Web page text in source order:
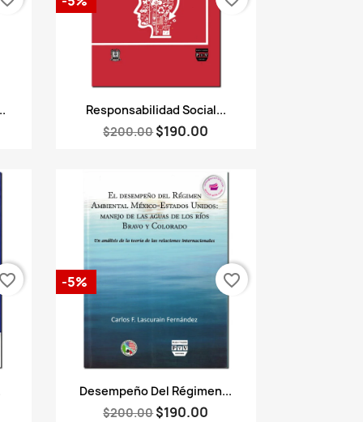
Vista rápida
Responsabilidad Social...
$200.00$190.00
favorite_border
Vista rápida
Desempeño Del Régimen...
$200.00$190.00
-5% favorite_border